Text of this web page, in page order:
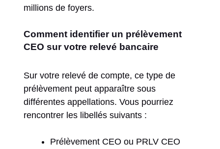
millions de foyers.
Comment identifier un prélèvement
CEO sur votre relevé bancaire
Sur votre relevé de compte, ce type de
prélèvement peut apparaître sous
différentes appellations. Vous pourriez
rencontrer les libellés suivants :
Prélèvement CEO ou PRLV CEO